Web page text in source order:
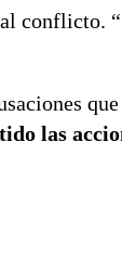
conflicto. “
que
las